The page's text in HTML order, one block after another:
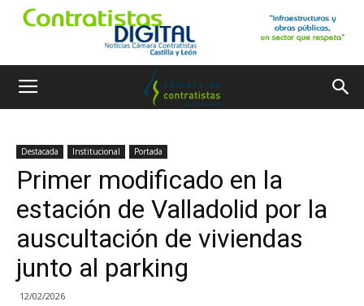
Destacada Institucional Portada
Primer modificado en la
estación de Valladolid por la
auscultación de viviendas
junto al parking
12/02/2026